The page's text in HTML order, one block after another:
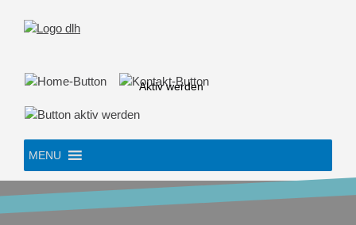
Aktiv werden
MENU